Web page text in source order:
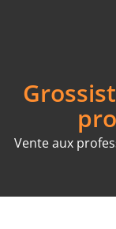
Vente aux